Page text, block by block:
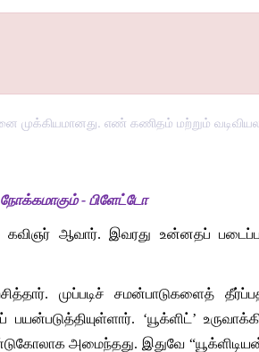
எண் கணிதம் மற்றும்
நோக்கமாகும் - பிளேட்டோ
ஆவார். இவரது உன்னதப்
முப்படிச் சமன்பாடுகளைத்
பயன்படுத்தியுள்ளார். ‘யூக்ளிட்’
அமைந்தது. இதுவே “யூக்ளிடியன்